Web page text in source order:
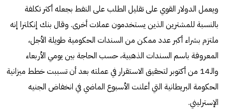
ويعمل الدولار القوي على تقليل الطلب على النفط بجعله أكثر تكلفة
بالنسبة للمشترين الذين يستخدمون عملات أخرى. وقال بنك إنكلترا إنه
ملتزم بشراء أكبر عدد ممكن من السندات الحكومية طويلة الأجل،
المعروفة باسم السندات الذهبية، حسب الحاجة بين يومي الأربعاء
والـ14 من أكتوبر لتحقيق الاستقرار في عملته بعد أن تسببت خطط ميزانية
الحكومة البريطانية التي أعلنت الأسبوع الماضي في انخفاض الجنيه
الإسترليني.